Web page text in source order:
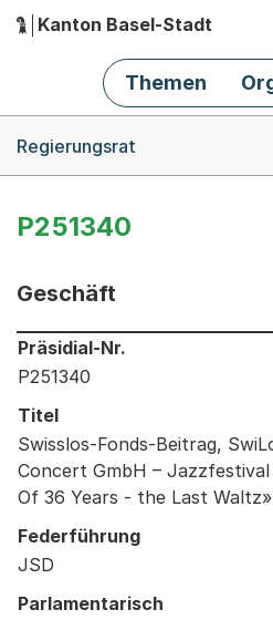
Hauptnavigation
Kanton Basel-Stadt
Themen
Regierungsrat
P251340
Geschäft
Informationen zum
Präsidial-Nr.
P251340
Titel
Swisslos-Fonds-Beitrag,
Concert GmbH –
Of 36 Years - the Last Waltz»
Federführung
JSD
Parlamentarisch